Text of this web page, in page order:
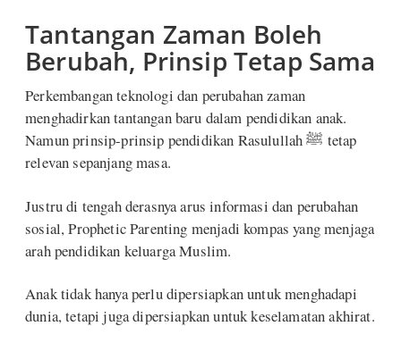
Tantangan Zaman Boleh
Berubah, Prinsip Tetap Sama
Perkembangan teknologi dan perubahan zaman
menghadirkan tantangan baru dalam pendidikan anak.
Namun prinsip-prinsip pendidikan Rasulullah ﷺ tetap
relevan sepanjang masa.
Justru di tengah derasnya arus informasi dan perubahan
sosial, Prophetic Parenting menjadi kompas yang menjaga
arah pendidikan keluarga Muslim.
Anak tidak hanya perlu dipersiapkan untuk menghadapi
dunia, tetapi juga dipersiapkan untuk keselamatan akhirat.